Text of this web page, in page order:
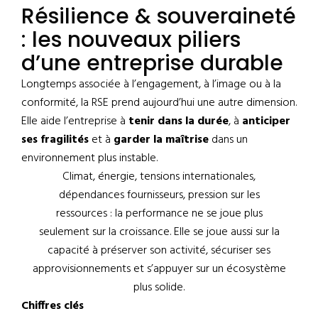
Résilience & souveraineté
: les nouveaux piliers
d’une entreprise durable
Longtemps associée à l’engagement, à l’image ou à la
conformité, la RSE prend aujourd’hui une autre dimension.
Elle aide l’entreprise à tenir dans la durée, à anticiper
ses fragilitéset à garder la maîtrisedans un
environnement plus instable.
Climat, énergie, tensions internationales,
dépendances fournisseurs, pression sur les
ressources : la performance ne se joue plus
seulement sur la croissance. Elle se joue aussi sur la
capacité à préserver son activité, sécuriser ses
approvisionnements et s’appuyer sur un écosystème
plus solide.
Chiffres clés